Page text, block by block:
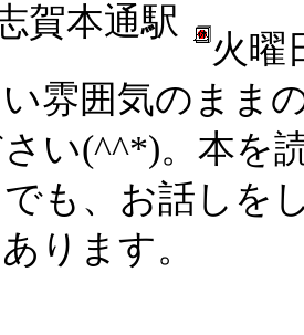
賀本通駅
火曜
雰囲気のまま
い(^^*)。本を
も、お話しを
ります。